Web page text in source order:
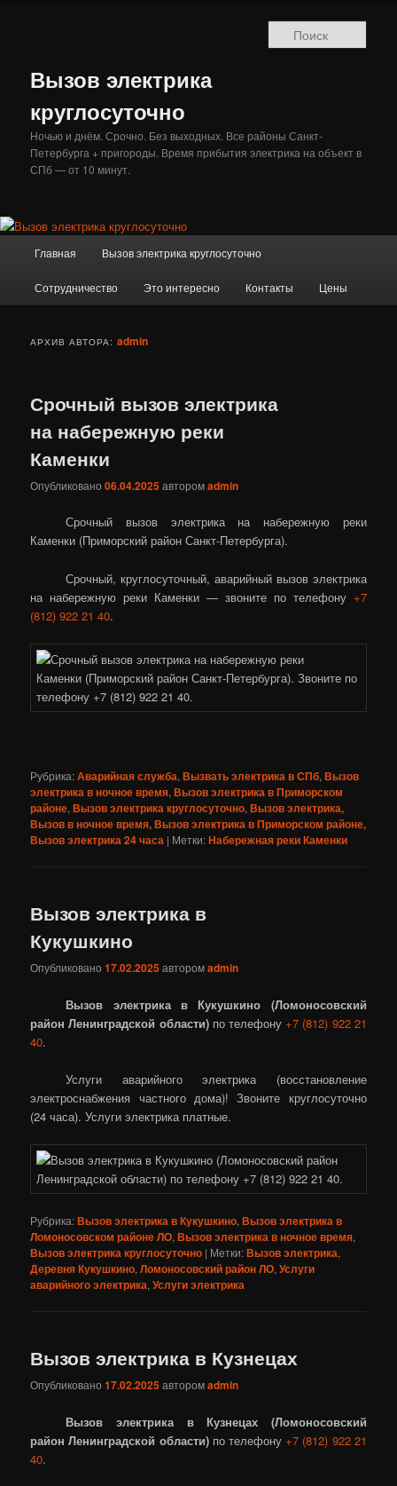
Вызов электрика
круглосуточно
Ночью и днём. Срочно. Без выходных. Все районы Санкт-
Петербурга + пригороды. Время прибытия электрика на объект в
СПб — от 10 минут.
Главная Вызов электрика круглосуточно
Сотрудничество Это интересно Контакты Цены
АРХИВ АВТОРА:admin
Срочный вызов электрика
на набережную реки
Каменки
Опубликовано06.04.2025авторомadmin
Срочный вызов электрика на набережную реки
Каменки (Приморский район Санкт-Петербурга).
Срочный, круглосуточный, аварийный вызов электрика
на набережную реки Каменки — звоните по телефону +7
(812) 922 21 40.
Рубрика:Аварийная служба,Вызвать электрика в СПб,Вызов
электрика в ночное время,Вызов электрика в Приморском
районе,Вызов электрика круглосуточно,Вызов электрика,
Вызов в ночное время, Вызов электрика в Приморском районе,
Вызов электрика 24 часа | Метки:Набережная реки Каменки
Вызов электрика в
Кукушкино
Опубликовано17.02.2025авторомadmin
Вызов электрика в Кукушкино (Ломоносовский
район Ленинградской области)по телефону +7 (812) 922 21
40.
Услуги аварийного электрика (восстановление
электроснабжения частного дома)! Звоните круглосуточно
(24 часа). Услуги электрика платные.
Рубрика:Вызов электрика в Кукушкино,Вызов электрика в
Ломоносовском районе ЛО,Вызов электрика в ночное время,
Вызов электрика круглосуточно | Метки:Вызов электрика,
Деревня Кукушкино,Ломоносовский район ЛО,Услуги
аварийного электрика,Услуги электрика
Вызов электрика в Кузнецах
Опубликовано17.02.2025авторомadmin
Вызов электрика в Кузнецах (Ломоносовский
район Ленинградской области)по телефону +7 (812) 922 21
40.